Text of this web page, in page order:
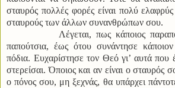
σταυρός πολλές φορές είναι πολύ
σταυρούς των άλλων
Λέγεται, πως κάποιος
παπούτσια, έως ότου συνάντησε
πόδια. Ευχαρίστησε τον Θεό γι’ αυτά που
στερείσαι. Όποιος και αν είναι ο σταυρός
ο πόνος σου, μη ξεχνάς, θα υπάρχει